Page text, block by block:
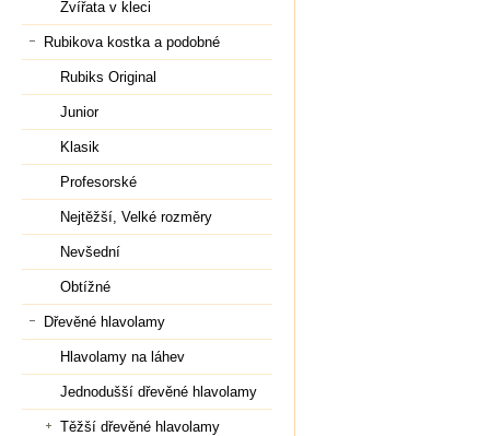
Zvířata v kleci
Rubikova kostka a podobné
Rubiks Original
Junior
Klasik
Profesorské
Nejtěžší, Velké rozměry
Nevšední
Obtížné
Dřevěné hlavolamy
Hlavolamy na láhev
Jednodušší dřevěné hlavolamy
Těžší dřevěné hlavolamy